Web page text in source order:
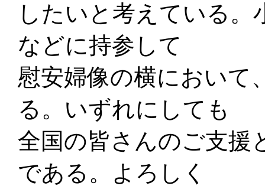
したいと考えている
などに持参して
慰安婦像の横において
る。いずれにしても
全国の皆さんのご支援
である。よろしく